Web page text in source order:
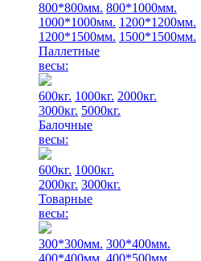
800*800мм. 800*1000мм.
1000*1000мм. 1200*1200мм.
1200*1500мм. 1500*1500мм.
Паллетные
весы:
600кг. 1000кг. 2000кг.
3000кг. 5000кг.
Балочные
весы:
600кг. 1000кг.
2000кг. 3000кг.
Товарные
весы:
300*300мм. 300*400мм.
400*400мм. 400*500мм.